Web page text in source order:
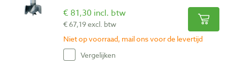
€ 81,30 incl. btw
€ 67,19 excl. btw
Niet op voorraad, mail ons voor de levertijd
Vergelijken